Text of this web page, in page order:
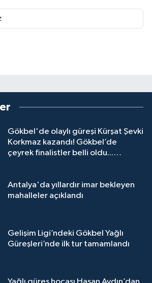
Gökbel'de olaylı güreşi Kürşat Şevki
Korkmaz kazandı! Gökbel’de
çeyrek finalistler belli oldu...
Antalya'da yıllardır imar bekleyen
mahalleler açıklandı
Gelişim Ligi’ndeki Gökbel Yağlı
Güreşleri’nde ilk tur tamamlandı